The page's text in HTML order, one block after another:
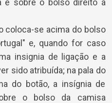
e sobre o bolso direito a
coloca-se acima do bolso
e, quando for caso
insignia de ligação e a
sido atribuída; na pala do
do botão, a insígnia de
o bolso da camisa